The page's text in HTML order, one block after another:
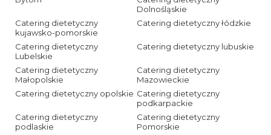
Dolnośląskie
Catering dietetyczny
kujawsko-pomorskie
Catering dietetyczny łódzkie
Catering dietetyczny
Lubelskie
Catering dietetyczny lubuskie
Catering dietetyczny
Małopolskie
Catering dietetyczny
Mazowieckie
Catering dietetyczny opolskie Catering dietetyczny
podkarpackie
Catering dietetyczny
podlaskie
Catering dietetyczny
Pomorskie